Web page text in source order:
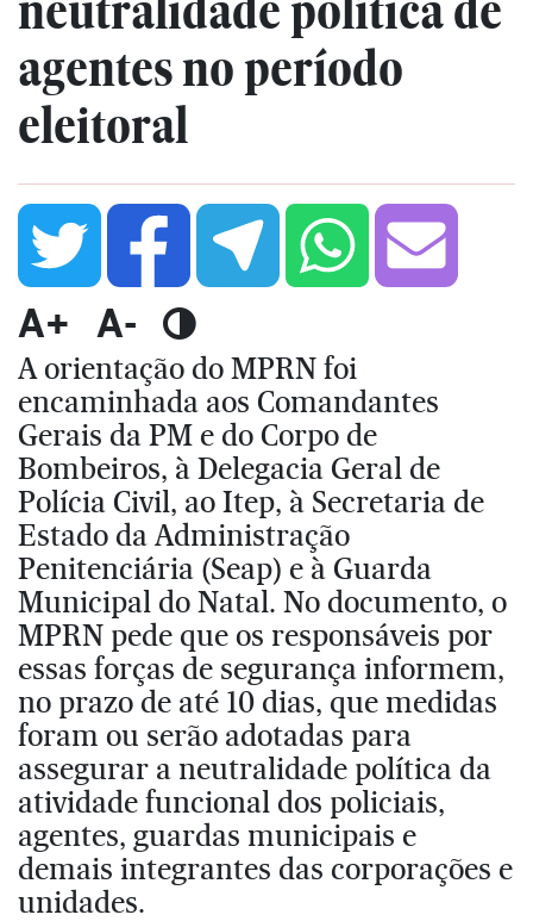
agentes no período
eleitoral
A+ A-
A orientação do MPRN foi
encaminhada aos Comandantes
Gerais da PM e do Corpo de
Bombeiros, à Delegacia Geral de
Polícia Civil, ao Itep, à Secretaria de
Estado da Administração
Penitenciária (Seap) e à Guarda
Municipal do Natal. No documento, o
MPRN pede que os responsáveis por
essas forças de segurança informem,
no prazo de até 10 dias, que medidas
foram ou serão adotadas para
assegurar a neutralidade política da
atividade funcional dos policiais,
agentes, guardas municipais e
demais integrantes das corporações e
unidades.